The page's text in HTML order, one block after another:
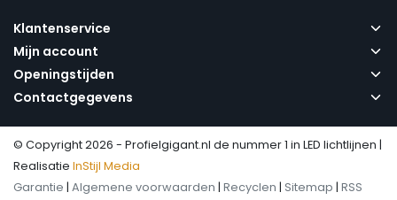
Klantenservice
Mijn account
Openingstijden
Contactgegevens
© Copyright 2026 - Profielgigant.nl de nummer 1 in LED lichtlijnen |
Realisatie InStijl Media
Garantie | Algemene voorwaarden | Recyclen | Sitemap | RSS